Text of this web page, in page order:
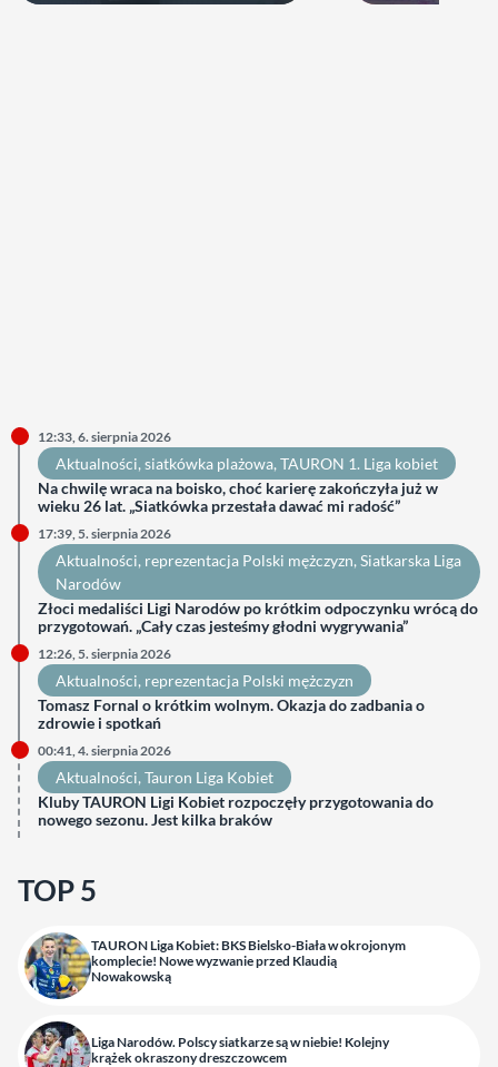
12:33, 6. sierpnia 2026
Aktualności, siatkówka plażowa, TAURON 1. Liga kobiet
Na chwilę wraca na boisko, choć karierę zakończyła już w
wieku 26 lat. „Siatkówka przestała dawać mi radość”
17:39, 5. sierpnia 2026
Aktualności, reprezentacja Polski mężczyzn, Siatkarska Liga
Narodów
Złoci medaliści Ligi Narodów po krótkim odpoczynku wrócą do
przygotowań. „Cały czas jesteśmy głodni wygrywania”
12:26, 5. sierpnia 2026
Aktualności, reprezentacja Polski mężczyzn
Tomasz Fornal o krótkim wolnym. Okazja do zadbania o
zdrowie i spotkań
00:41, 4. sierpnia 2026
Aktualności, Tauron Liga Kobiet
Kluby TAURON Ligi Kobiet rozpoczęły przygotowania do
nowego sezonu. Jest kilka braków
TOP 5
TAURON Liga Kobiet: BKS Bielsko-Biała w okrojonym
komplecie! Nowe wyzwanie przed Klaudią
Nowakowską
Liga Narodów. Polscy siatkarze są w niebie! Kolejny
krążek okraszony dreszczowcem